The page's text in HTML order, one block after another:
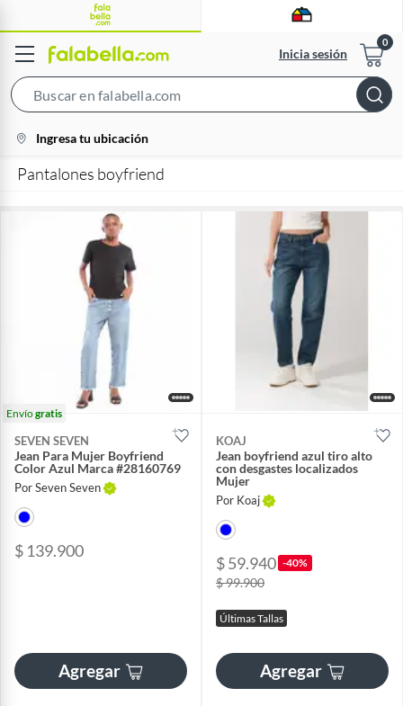
Inicia sesión
Bar
location-
icon
Ingresa tu ubicación
Pantalones boyfriend
Envíogratis
SEVEN SEVEN
Jean Para Mujer Boyfriend
Color Azul Marca #28160769
Por Seven Seven
$ 139.900
Agregar
KOAJ
Jean boyfriend azul tiro alto
con desgastes localizados
Mujer
Por Koaj
$ 59.940 -40%
$ 99.900
Últimas Tallas
Agregar